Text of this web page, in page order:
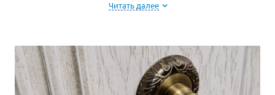
недвижимости. Для изготовления нашей продукции мы
выбираем только материалы высокого качества. Вы можете
быть уверены в надежности и долговечности выбранных
дверей.
Читать далее